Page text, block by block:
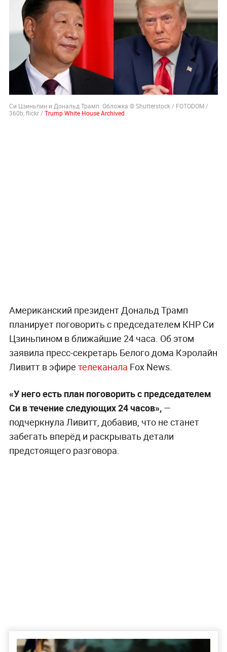
Си Цзиньпин и Дональд Трамп. Обложка © Shutterstock / FOTODOM /
360b, flickr /Trump White House Archived
Американский президент Дональд Трамп
планирует поговорить с председателем КНР Си
Цзиньпином в ближайшие 24 часа. Об этом
заявила пресс-секретарь Белого дома Кэролайн
Ливитт в эфире телеканала Fox News.
«У него есть план поговорить с председателем
Си в течение следующих 24 часов», —
подчеркнула Ливитт, добавив, что не станет
забегать вперёд и раскрывать детали
предстоящего разговора.